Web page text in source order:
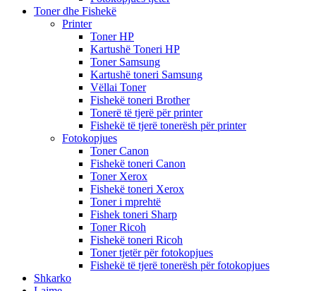
Toner dhe Fishekë
Printer
Toner HP
Kartushë Toneri HP
Toner Samsung
Kartushë toneri Samsung
Vëllai Toner
Fishekë toneri Brother
Tonerë të tjerë për printer
Fishekë të tjerë tonerësh për printer
Fotokopjues
Toner Canon
Fishekë toneri Canon
Toner Xerox
Fishekë toneri Xerox
Toner i mprehtë
Fishek toneri Sharp
Toner Ricoh
Fishekë toneri Ricoh
Toner tjetër për fotokopjues
Fishekë të tjerë tonerësh për fotokopjues
Shkarko